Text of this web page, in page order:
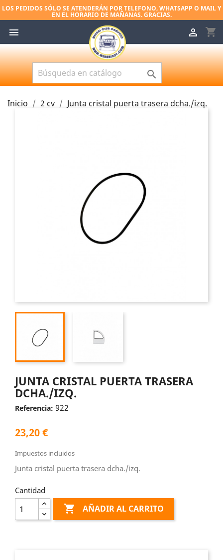
LOS PEDIDOS SÓLO SE ATENDERÁN POR TELEFONO, WHATSAPP O MAIL Y
EN EL HORARIO DE MAÑANAS. GRACIAS.
 shopping_cart


Inicio 2 cv Junta cristal puerta trasera dcha./izq.
JUNTA CRISTAL PUERTA TRASERA
DCHA./IZQ.
Referencia: 922
23,20 €
Impuestos incluidos
Junta cristal puerta trasera dcha./izq.
Cantidad
 AÑADIR AL CARRITO